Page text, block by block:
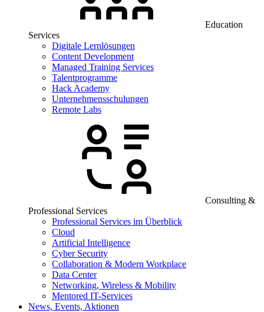
Education
Services
Digitale Lernlösungen
Content Development
Managed Training Services
Talentprogramme
Hack Academy
Unternehmensschulungen
Remote Labs
Consulting &
Professional Services
Professional Services im Überblick
Cloud
Artificial Intelligence
Cyber Security
Collaboration & Modern Workplace
Data Center
Networking, Wireless & Mobility
Mentored IT-Services
News, Events, Aktionen